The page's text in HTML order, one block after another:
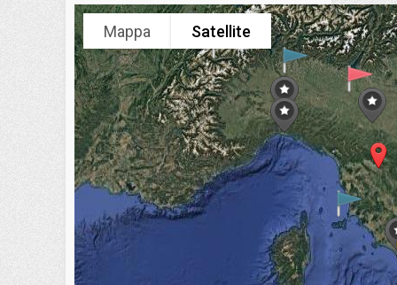
Mappa Satellite